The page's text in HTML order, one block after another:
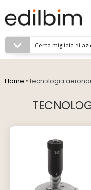
Home » tecnologia